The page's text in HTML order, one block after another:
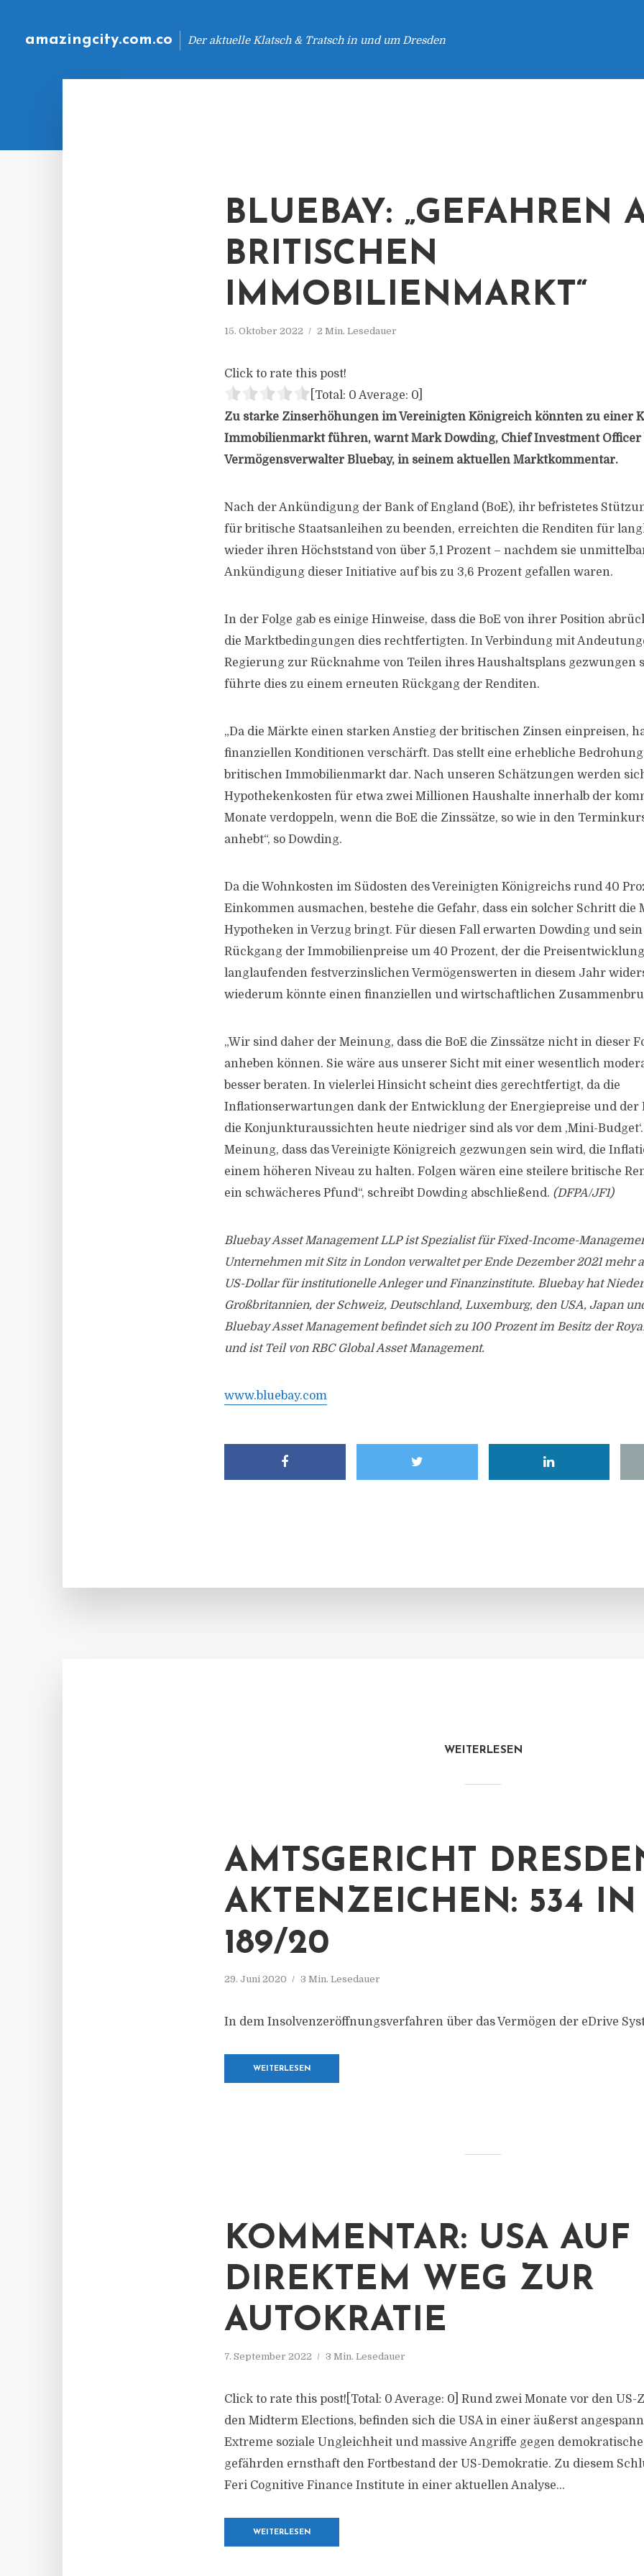
amazingcity.com.co Der aktuelle Klatsch & Tratsch in und um Dresden
BLUEBAY: „GEFAHREN
BRITISCHEN
IMMOBILIENMARKT“
15. Oktober 2022 2 Min. Lesedauer
Click to rate this post!
[Total: 0 Average: 0
Zu starke Zinserhöhungen im Vereinigten Königreich könnten zu einer
Immobilienmarkt führen, warnt Mark Dowding, Chief Investment Officer
Vermögensverwalter Bluebay, in seinem aktuellen Marktkommentar.
Nach der Ankündigung der Bank of England (BoE), ihr befristetes
für britische Staatsanleihen zu beenden, erreichten die Renditen für
wieder ihren Höchststand von über 5,1 Prozent – nachdem sie
Ankündigung dieser Initiative auf bis zu 3,6 Prozent gefallen waren.
In der Folge gab es einige Hinweise, dass die BoE von ihrer Position
die Marktbedingungen dies rechtfertigten. In Verbindung mit
Regierung zur Rücknahme von Teilen ihres Haushaltsplans gezwungen
führte dies zu einem erneuten Rückgang der Renditen.
„Da die Märkte einen starken Anstieg der britischen Zinsen einpreisen,
finanziellen Konditionen verschärft. Das stellt eine erhebliche
britischen Immobilienmarkt dar. Nach unseren Schätzungen werden
Hypothekenkosten für etwa zwei Millionen Haushalte innerhalb der
Monate verdoppeln, wenn die BoE die Zinssätze, so wie in den
anhebt“, so Dowding.
Da die Wohnkosten im Südosten des Vereinigten Königreichs rund 40
Einkommen ausmachen, bestehe die Gefahr, dass ein solcher Schritt die
Hypotheken in Verzug bringt. Für diesen Fall erwarten Dowding und
Rückgang der Immobilienpreise um 40 Prozent, der die
langlaufenden festverzinslichen Vermögenswerten in diesem Jahr
wiederum könnte einen finanziellen und wirtschaftlichen
„Wir sind daher der Meinung, dass die BoE die Zinssätze nicht in dieser
anheben können. Sie wäre aus unserer Sicht mit einer wesentlich
besser beraten. In vielerlei Hinsicht scheint dies gerechtfertigt, da die
Inflationserwartungen dank der Entwicklung der Energiepreise und der
die Konjunkturaussichten heute niedriger sind als vor dem ‚Mini-
Meinung, dass das Vereinigte Königreich gezwungen sein wird, die
einem höheren Niveau zu halten. Folgen wären eine steilere britische
ein schwächeres Pfund“, schreibt Dowding abschließend. (DFPA/JF1)
Bluebay Asset Management LLP ist Spezialist für Fixed-Income-
Unternehmen mit Sitz in London verwaltet per Ende Dezember 2021 mehr
US-Dollar für institutionelle Anleger und Finanzinstitute. Bluebay hat
Großbritannien, der Schweiz, Deutschland, Luxemburg, den USA, Japan
Bluebay Asset Management befindet sich zu 100 Prozent im Besitz der
und ist Teil von RBC Global Asset Management.
www.bluebay.com
WEITERLESEN
AMTSGERICHT
AKTENZEICHEN: 534 IN
189/20
29. Juni 2020 3 Min. Lesedauer
In dem Insolvenzeröffnungsverfahren über das Vermögen der eDrive
WEITERLESEN
KOMMENTAR: USA AUF
DIREKTEM WEG ZUR
AUTOKRATIE
7. September 2022 3 Min. Lesedauer
Click to rate this post![Total: 0 Average: 0] Rund zwei Monate vor den
den Midterm Elections, befinden sich die USA in einer äußerst
Extreme soziale Ungleichheit und massive Angriffe gegen
gefährden ernsthaft den Fortbestand der US-Demokratie. Zu diesem
Feri Cognitive Finance Institute in einer aktuellen Analyse...
WEITERLESEN